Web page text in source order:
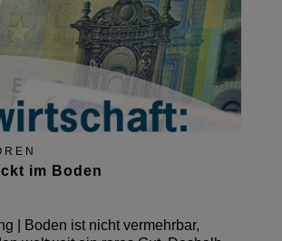
im Boden
| Boden ist nicht vermehrbar,